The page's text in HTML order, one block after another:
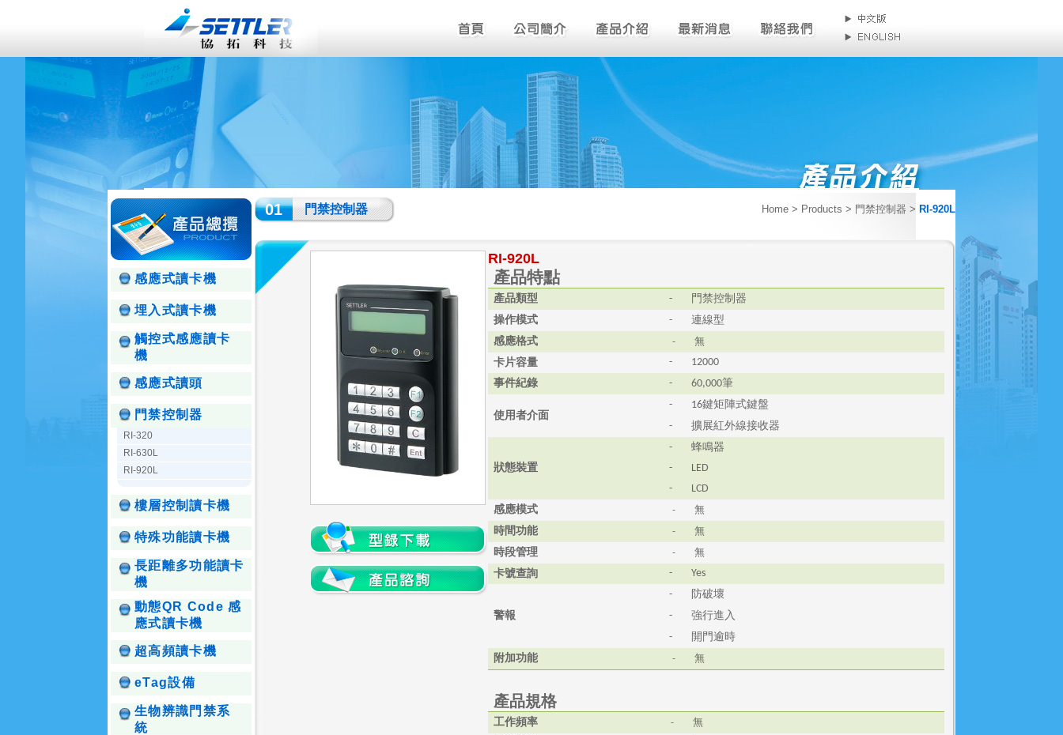
感應式讀卡機
埋入式讀卡機
觸控式感應讀卡
機
感應式讀頭
門禁控制器
RI-320
RI-630L
RI-920L
樓層控制讀卡機
特殊功能讀卡機
長距離多功能讀卡
機
動態QR Code 感
應式讀卡機
超高頻讀卡機
eTag設備
生物辨識門禁系
統
01 門禁控制器 Home > Products > 門禁控制器 > RI-920L
RI-920L
產品特點
產品類型 -
門禁控制器
操作模式
-
連線型
感應格式
- 無
卡片容量 -
12000
事件紀錄
- 60,000筆
使用者介面
- 16鍵矩陣式鍵盤
-
擴展紅外線接收器
狀態裝置
-
蜂鳴器
-
LED
-
LCD
感應模式
- 無
時間功能 - 無
時段管理 - 無
卡號查詢 - Yes
警報
-
防破壞
-
強行進入
-
開門逾時
附加功能
- 無
產品規格
工作頻率 - 無